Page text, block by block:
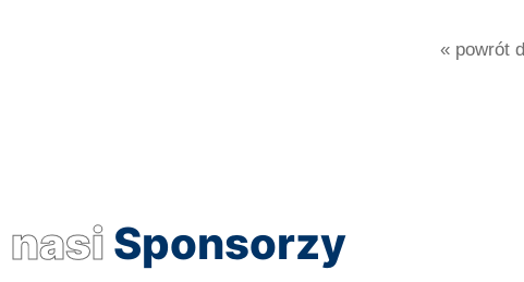
« powrót
nasi Sponsorzy